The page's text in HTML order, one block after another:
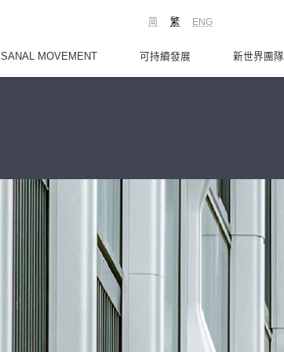
ENG
繁
简
MOVEMENT 可持續發展 新世界團隊